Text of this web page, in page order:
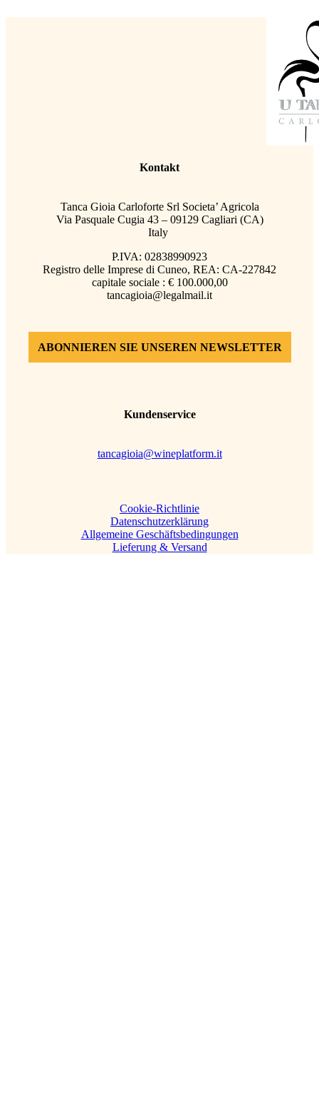
Kontakt
Tanca Gioia Carloforte Srl Societa’ Agricola
Via Pasquale Cugia 43 – 09129 Cagliari (CA)
Italy
P.IVA: 02838990923
Registro delle Imprese di Cuneo, REA: CA-227842
capitale sociale : € 100.000,00
tancagioia@legalmail.it
ABONNIEREN SIE UNSEREN NEWSLETTER
Kundenservice
tancagioia@wineplatform.it
Cookie-Richtlinie
Datenschutzerklärung
Allgemeine Geschäftsbedingungen
Lieferung & Versand